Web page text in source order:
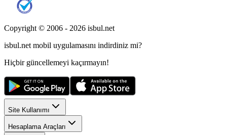
Copyright © 2006 - 2026 isbul.net
isbul.net mobil uygulamasını indirdiniz mi?
Hiçbir güncellemeyi kaçırmayın!
Site Kullanımı
Hesaplama Araçları